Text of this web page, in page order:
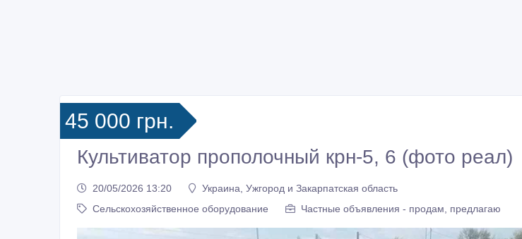
45 000 грн.
Культиватор прополочный крн-5, 6 (фото реал)
20/05/2026 13:20
Украина, Ужгород и Закарпатская область
Сельскохозяйственное оборудование
Частные объявления - продам, предлагаю